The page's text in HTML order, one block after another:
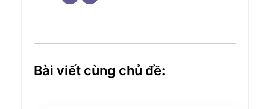
Bài viết cùng chủ đề: